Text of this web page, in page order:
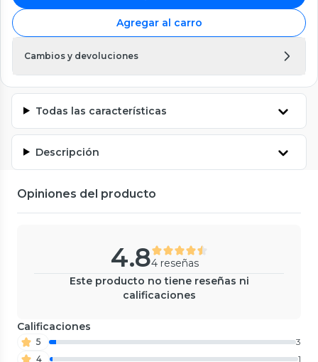
Agregar al carro
Cambios y devoluciones
Todas las características
Descripción
Opiniones del producto
4.84 reseñas
Este producto no tiene reseñas ni
calificaciones
Calificaciones
5
3
4
1